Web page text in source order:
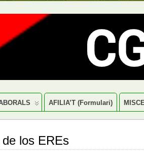
AFILIA’T (formulari)
los EREs